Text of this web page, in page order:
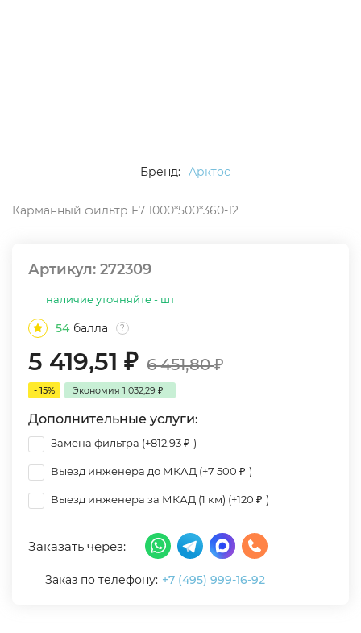
Бренд: Арктос
Карманный фильтр F7 1000*500*360-12
Артикул: 272309
наличие уточняйте - шт
54 балла ?
5 419,51 ₽ 6 451,80₽
- 15% Экономия 1 032,29 ₽
Дополнительные услуги:
Замена фильтра (+812,93₽ )
Выезд инженера до МКАД (+7 500 ₽ )
Выезд инженера за МКАД (1 км) (+120 ₽ )
Заказать через:
Заказ по телефону: +7 (495) 999-16-92